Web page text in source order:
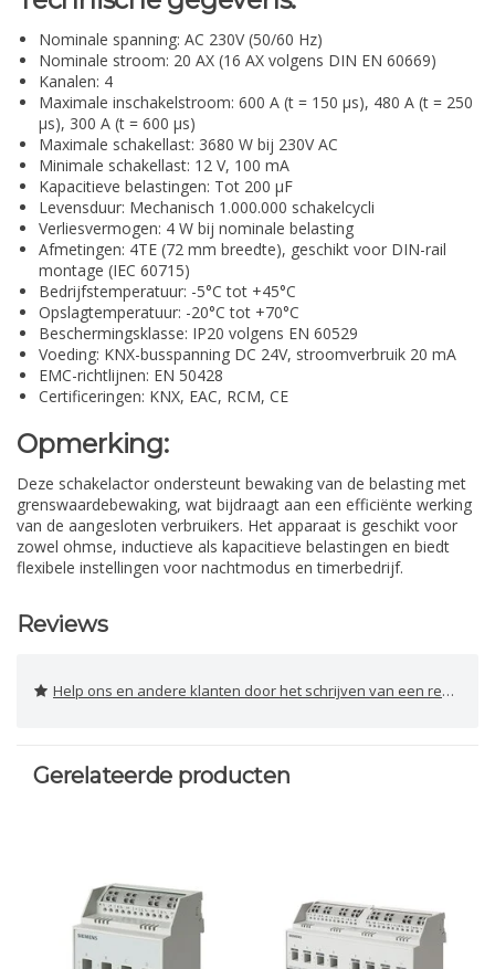
Nominale spanning: AC 230V (50/60 Hz)
Nominale stroom: 20 AX (16 AX volgens DIN EN 60669)
Kanalen: 4
Maximale inschakelstroom: 600 A (t = 150 µs), 480 A (t = 250
µs), 300 A (t = 600 µs)
Maximale schakellast: 3680 W bij 230V AC
Minimale schakellast: 12 V, 100 mA
Kapacitieve belastingen: Tot 200 µF
Levensduur: Mechanisch 1.000.000 schakelcycli
Verliesvermogen: 4 W bij nominale belasting
Afmetingen: 4TE (72 mm breedte), geschikt voor DIN-rail
montage (IEC 60715)
Bedrijfstemperatuur: -5°C tot +45°C
Opslagtemperatuur: -20°C tot +70°C
Beschermingsklasse: IP20 volgens EN 60529
Voeding: KNX-busspanning DC 24V, stroomverbruik 20 mA
EMC-richtlijnen: EN 50428
Certificeringen: KNX, EAC, RCM, CE
Opmerking:
Deze schakelactor ondersteunt bewaking van de belasting met
grenswaardebewaking, wat bijdraagt aan een efficiënte werking
van de aangesloten verbruikers. Het apparaat is geschikt voor
zowel ohmse, inductieve als kapacitieve belastingen en biedt
flexibele instellingen voor nachtmodus en timerbedrijf.
Reviews
Help ons en andere klanten door het schrijven van een review
Gerelateerde producten